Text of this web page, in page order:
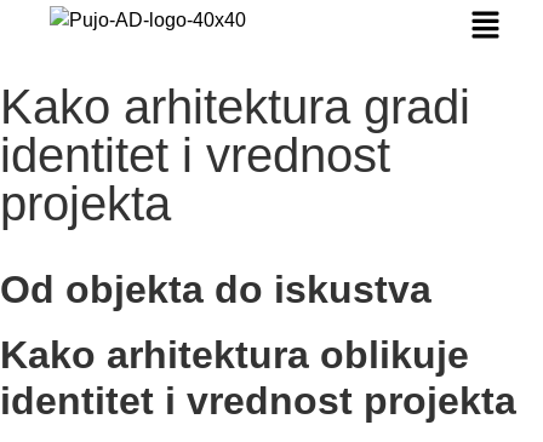
Kako arhitektura gradi
identitet i vrednost
projekta
Od objekta do iskustva
Kako arhitektura oblikuje
identitet i vrednost projekta